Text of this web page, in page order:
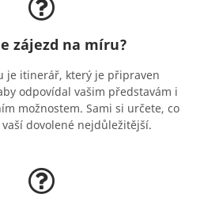
zájezd na míru?
je itinerář, který je připraven
odpovídal vašim představám i
možnostem. Sami si určete, co
dovolené nejdůležitější.